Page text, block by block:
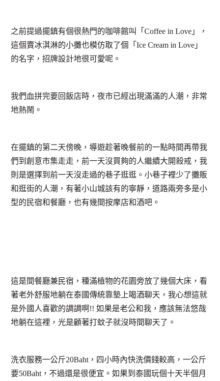
之前提過擺鎮有個很熱門的咖啡館叫「Coffee in Love」，
這個賣冰淇淋的小攤也模仿取了個「Ice Cream in Love」
的名字，招牌設計地很可愛呢。
我們血拼完要回飯店時，夜市已經出現滿滿的人潮，非常
地熱鬧。
在擺鎮的第二天傍晚，導遊趁著晚餐前的一點時間再帶我
們到創意市集走走，前一天沒買夠的人繼續大開殺戒，我
則是選擇到前一天沒走過的巷子逛逛。小巷子裡少了攤販
和逛街的人潮，有著小山城該有的寧靜，道路兩旁多是小
型的民宿和餐廳，也有幾間按摩店和酒吧。
這是間餐廳兼民宿，種滿植物的花園旁放了幾個大床，看
著老外舒服地躺在泰國傳統靠墊上喝酒聊天，我心想這就
是外國人喜歡的調調啊!! 如果是老公和我，應該無法悠哉
地躺在這裡，光是顧著打蚊子就沒時間聊天了。
洗衣服務一公斤20Baht，四小時內快洗價錢較高，一公斤
要50Baht，不過還是很便宜。如果到泰國玩個十天半個月